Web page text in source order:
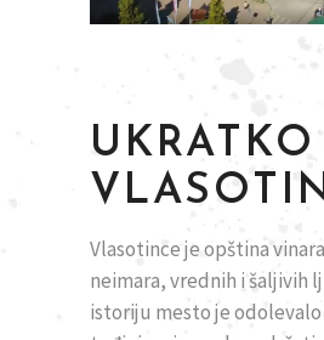
Vlasotince je opština
neimara, vrednih i šaljivih
istoriju mesto je